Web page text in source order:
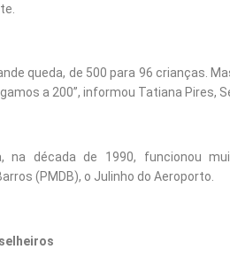
queda, de 500 para 96 crianças.
a 200”, informou Tatiana Pires,
na década de 1990, funcionou
(PMDB), o Julinho do Aeroporto.